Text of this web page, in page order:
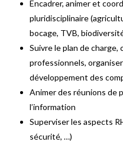
Encadrer, animer et
pluridisciplinaire
bocage, TVB,
Suivre le plan de
professionnels,
développement des
Animer des réunions de
l’information
Superviser les aspects
sécurité, …)